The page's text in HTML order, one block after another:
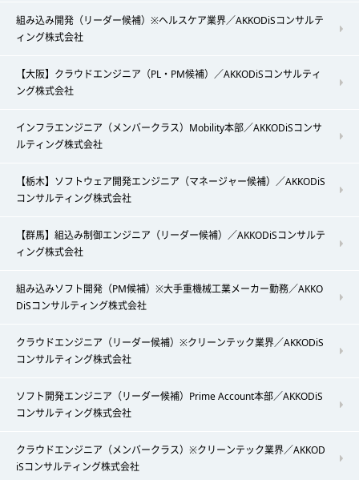
組み込み開発（リーダー候補）※ヘルスケア業界／AKKODiSコンサルテ
ィング株式会社
【大阪】クラウドエンジニア（PL・PM候補）／AKKODiSコンサルティ
ング株式会社
インフラエンジニア（メンバークラス）Mobility本部／AKKODiSコンサ
ルティング株式会社
【栃木】ソフトウェア開発エンジニア（マネージャー候補）／AKKODiS
コンサルティング株式会社
【群馬】組込み制御エンジニア（リーダー候補）／AKKODiSコンサルテ
ィング株式会社
組み込みソフト開発（PM候補）※大手重機械工業メーカー勤務／AKKO
DiSコンサルティング株式会社
クラウドエンジニア（リーダー候補）※クリーンテック業界／AKKODiS
コンサルティング株式会社
ソフト開発エンジニア（リーダー候補）Prime Account本部／AKKODiS
コンサルティング株式会社
クラウドエンジニア（メンバークラス）※クリーンテック業界／AKKOD
iSコンサルティング株式会社